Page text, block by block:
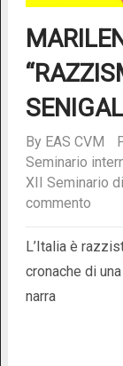
By EAS CVM
Seminario
XII Seminario
commento
L’Italia è
cronache di
narra